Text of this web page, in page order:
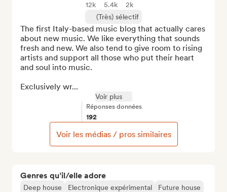
Genres qu’il/elle adore
Deep house Electronique expérimental
Future house
12k 5.4k
2k
(Très) sélectif
The first Italy-based music blog that actually cares
about new music. We like everything that sounds
fresh and new. We also tend to give room to rising
artists and support all those who put their heart
and soul into music.
Exclusively wr...
Voir plus
Réponses données
192
Voir les médias / pros similaires